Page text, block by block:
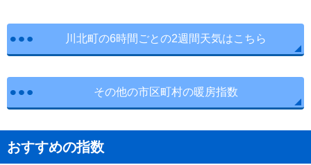
川北町の6時間ごとの2週間天気はこちら
その他の市区町村の暖房指数
おすすめの指数